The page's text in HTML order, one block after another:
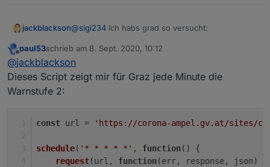
jackblackson@sigi234 Ich habs grad so versucht:
var URL2, result;
schedule("* * * * *", function () {
require("request")(URL2, function
}).on("error", function (e)
  } catch (e) { console.error(e); }
Bekomme hier aber immer folgenden Fehler:
Offline
paul53schrieb am 8. Sept. 2020, 10:12
zuletzt editiert von
@jackblackson
Dieses Script zeigt mir für Graz jede Minute die
Warnstufe 2:
const url = 'https://corona-ampel.gv.at/sites/
schedule( '* * * * *' , function( ) {
request(url, function(err, response, json) {